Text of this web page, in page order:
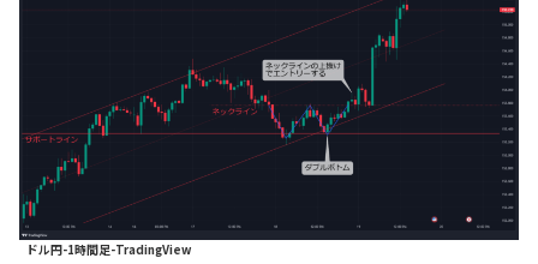
ドル円-1時間足-TradingView